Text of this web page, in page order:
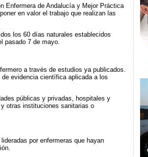
Enfermera de Andalucía y Mejor Práctica
en valor el trabajo que realizan las
los 60 días naturales establecidos
pasado 7 de mayo.
a través de estudios ya publicados.
evidencia científica aplicada a los
públicas y privadas, hospitales y
otras instituciones sanitarias o
por enfermeras que hayan